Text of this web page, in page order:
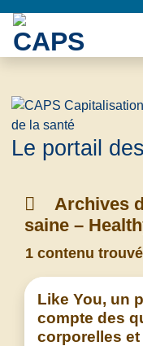
Le portail
Archives
saine –
1 contenu trouvé
Like You, un
compte des
corporelles